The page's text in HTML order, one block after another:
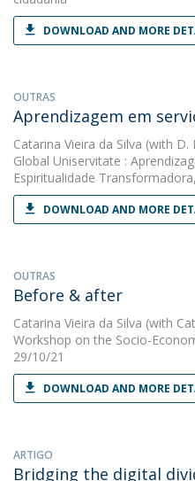
DOWNLOAD AND MORE
OUTRAS
Aprendizagem em
Catarina Vieira da Silva (with D.
Global Uniservitate :
Espiritualidade
DOWNLOAD AND MORE
OUTRAS
Before & after
Catarina Vieira da Silva (with
Workshop on the Socio-
29/10/21
DOWNLOAD AND MORE
ARTIGO
Bridging the digital